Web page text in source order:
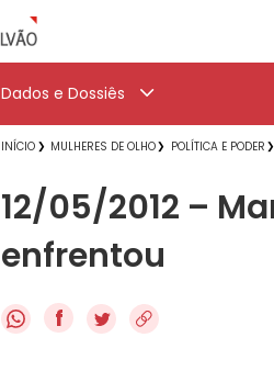
Dados e Dossiês
INÍCIO MULHERES DE OLHO POLÍTICA E PODER
12/05/2012 –
enfrentou
f